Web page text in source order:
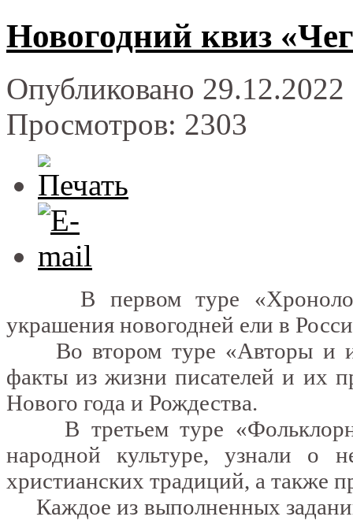
Новогодний квиз
Опубликовано
Просмотров: 2303
В первом туре «Хронолог»
украшения новогодней ели в
Во втором туре «Авторы и их
факты из жизни писателей и их
Нового года и Рождества.
В третьем туре
народной культуре, узнали о
христианских традиций, а также
Каждое из выполненных